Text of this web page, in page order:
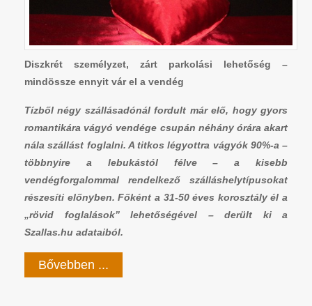
Diszkrét személyzet, zárt parkolási lehetőség –
mindössze ennyit vár el a vendég
Tízből négy szállásadónál fordult már elő, hogy gyors
romantikára vágyó vendége csupán néhány órára akart
nála szállást foglalni. A titkos légyottra vágyók 90%-a –
többnyire a lebukástól félve – a kisebb
vendégforgalommal rendelkező szálláshelytípusokat
részesíti előnyben. Főként a 31-50 éves korosztály él a
„rövid foglalások” lehetőségével – derült ki a
Szallas.hu adataiból.
Bővebben ...